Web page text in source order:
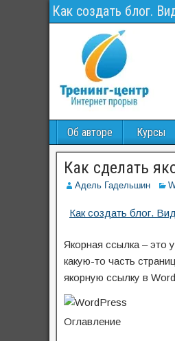
Как создать блог.
Об авторе Курсы
Как сделать
Адель Гадельшин
Как создать блог.
Якорная ссылка – это
какую-то часть
якорную ссылку в
Оглавление